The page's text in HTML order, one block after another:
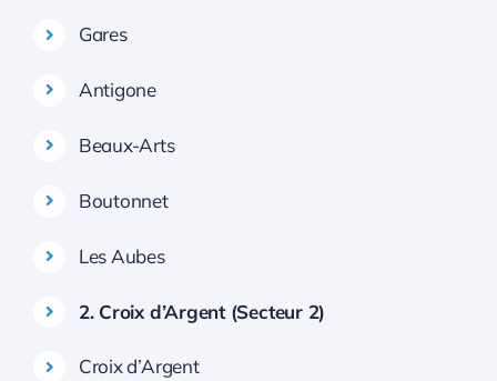
Gares
Antigone
Beaux-Arts
Boutonnet
Les Aubes
2. Croix d’Argent (Secteur 2)
Croix d’Argent